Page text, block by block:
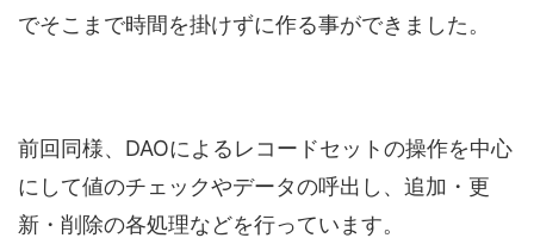
でそこまで時間を掛けずに作る事ができました。
前回同様、DAOによるレコードセットの操作を中心
にして値のチェックやデータの呼出し、追加・更
新・削除の各処理などを行っています。